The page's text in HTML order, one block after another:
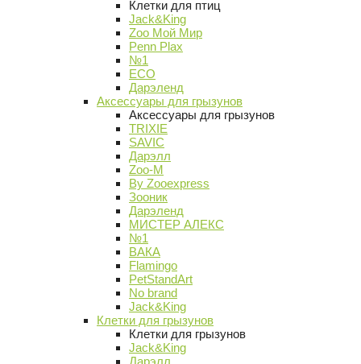
Клетки для птиц
Jack&King
Zoo Мой Мир
Penn Plax
№1
ECO
Дарэленд
Аксессуары для грызунов
Аксессуары для грызунов
TRIXIE
SAVIC
Дарэлл
Zoo-M
By Zooexpress
Зооник
Дарэленд
МИСТЕР АЛЕКС
№1
ВАКА
Flamingo
PetStandArt
No brand
Jack&King
Клетки для грызунов
Клетки для грызунов
Jack&King
Дарэлл